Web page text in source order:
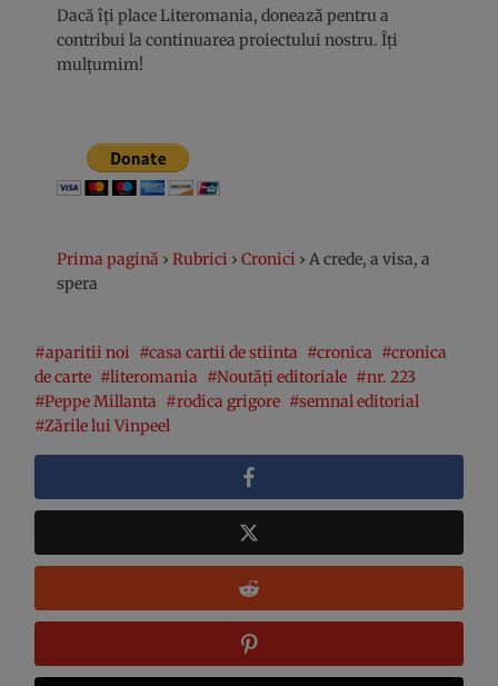
Dacă îți place Literomania, donează pentru a
contribui la continuarea proiectului nostru. Îți
mulțumim!
Prima pagină › Rubrici › Cronici › A crede, a visa, a
spera
aparitii noi casa cartii de stiinta cronica
cronica
de carte
literomania Noutăți editoriale
nr. 223
Peppe Millanta
rodica grigore
semnal editorial
Zările lui Vinpeel